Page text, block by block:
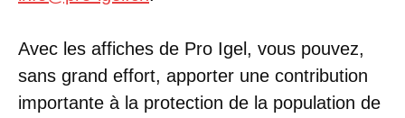
Avec les affiches de Pro Igel, vous pouvez,
sans grand effort, apporter une contribution
importante à la protection de la population de